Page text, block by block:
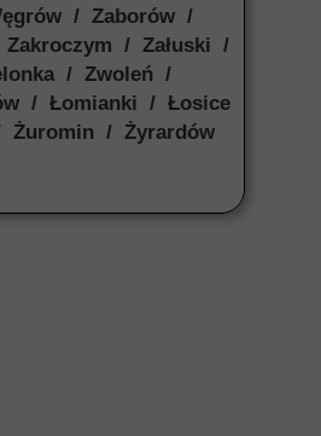
/ Zaborów /
/ Załuski /
/ Zwoleń /
/ Łomianki / Łosice
Żuromin / Żyrardów